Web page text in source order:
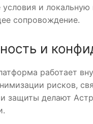
условия и
сопровождение.
и
работает
рисков,
защиты делают